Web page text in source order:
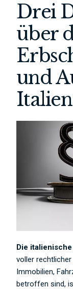
Drei
über
und
Die
voller
Immobilien,
betroffen sind,